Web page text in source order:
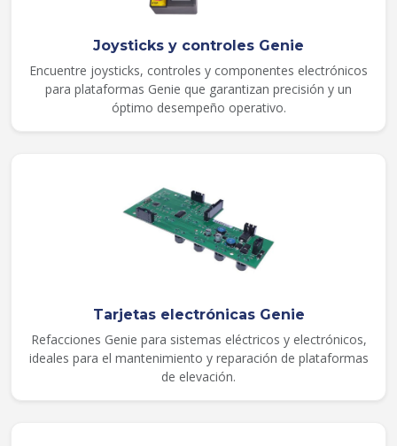
Joysticks y controles Genie
Encuentre joysticks, controles y componentes electrónicos
para plataformas Genie que garantizan precisión y un
óptimo desempeño operativo.
Tarjetas electrónicas Genie
Refacciones Genie para sistemas eléctricos y electrónicos,
ideales para el mantenimiento y reparación de plataformas
de elevación.